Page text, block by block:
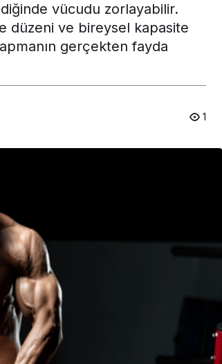
vücudu zorlayabilir.
düzeni ve bireysel kapasite
gerçekten fayda
1